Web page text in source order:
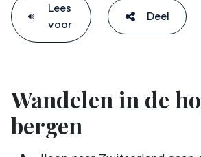
Lees
voor
Deel
Wandelen in de
bergen